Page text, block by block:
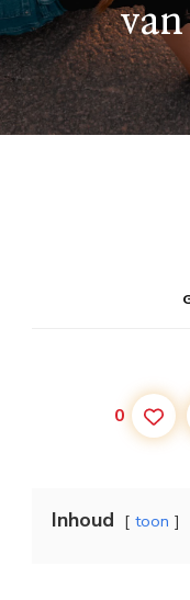
0
Inhoud toon